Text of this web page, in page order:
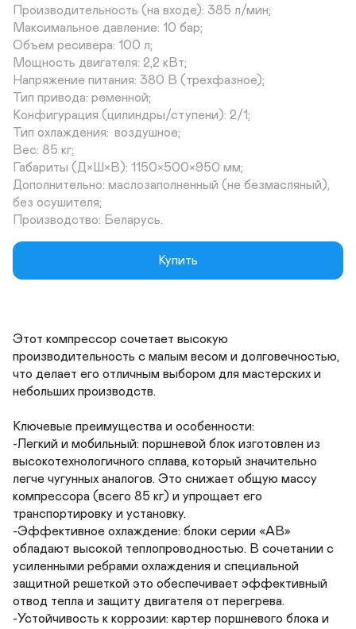
Производительность (на входе): 385 л/мин;
Максимальное давление: 10 бар;
Объем ресивера: 100 л;
Мощность двигателя: 2,2 кВт;
Напряжение питания: 380 В (трехфазное);
Тип привода: ременной;
Конфигурация (цилиндры/ступени): 2/1;
Тип охлаждения:	воздушное;
Вес: 85 кг;
Габариты (Д×Ш×В): 1150×500×950 мм;
Дополнительно: маслозаполненный (не безмасляный),
без осушителя;
Производство: Беларусь.
Купить
Этот компрессор сочетает высокую
производительность с малым весом и долговечностью,
что делает его отличным выбором для мастерских и
небольших производств.
Ключевые преимущества и особенности:
-Легкий и мобильный: поршневой блок изготовлен из
высокотехнологичного сплава, который значительно
легче чугунных аналогов. Это снижает общую массу
компрессора (всего 85 кг) и упрощает его
транспортировку и установку.
-Эффективное охлаждение: блоки серии «AB»
обладают высокой теплопроводностью. В сочетании с
усиленными ребрами охлаждения и специальной
защитной решеткой это обеспечивает эффективный
отвод тепла и защиту двигателя от перегрева.
-Устойчивость к коррозии: картер поршневого блока и